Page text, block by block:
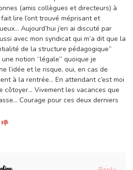
(amis collègues et directeurs) à
fait lire l’ont trouvé méprisant et
Aujourd’hui j’en ai discuté par
avec mon syndicat qui m’a dit que la
de la structure pédagogique”
une notion “légale” quoique je
l’idée et le risque, oui, en cas de
à la rentrée… En attendant c’est moi
côtoyer… Vivement les vacances que
Courage pour ces deux derniers